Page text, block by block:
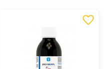
favorite_border